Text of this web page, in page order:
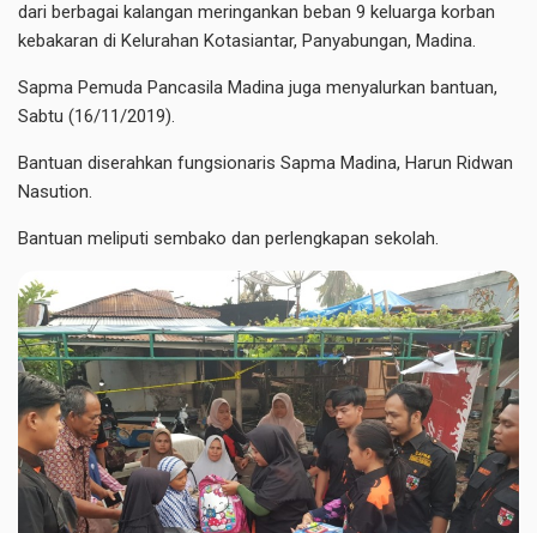
dari berbagai kalangan meringankan beban 9 keluarga korban
kebakaran di Kelurahan Kotasiantar, Panyabungan, Madina.
Sapma Pemuda Pancasila Madina juga menyalurkan bantuan,
Sabtu (16/11/2019).
Bantuan diserahkan fungsionaris Sapma Madina, Harun Ridwan
Nasution.
Bantuan meliputi sembako dan perlengkapan sekolah.